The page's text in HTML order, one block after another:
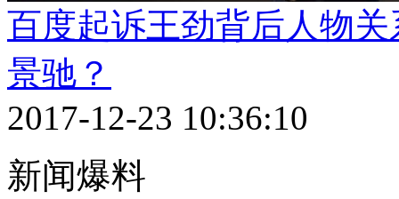
百度起诉王劲背后人物
景驰？
2017-12-23 10:36:10
新闻爆料